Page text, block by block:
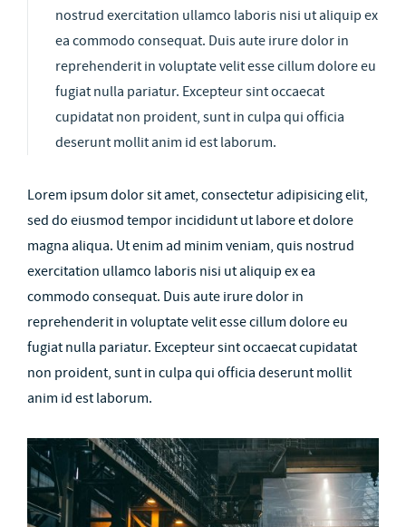
nostrud exercitation ullamco laboris nisi ut aliquip ex
ea commodo consequat. Duis aute irure dolor in
reprehenderit in voluptate velit esse cillum dolore eu
fugiat nulla pariatur. Excepteur sint occaecat
cupidatat non proident, sunt in culpa qui officia
deserunt mollit anim id est laborum.
Lorem ipsum dolor sit amet, consectetur adipisicing elit,
sed do eiusmod tempor incididunt ut labore et dolore
magna aliqua. Ut enim ad minim veniam, quis nostrud
exercitation ullamco laboris nisi ut aliquip ex ea
commodo consequat. Duis aute irure dolor in
reprehenderit in voluptate velit esse cillum dolore eu
fugiat nulla pariatur. Excepteur sint occaecat cupidatat
non proident, sunt in culpa qui officia deserunt mollit
anim id est laborum.